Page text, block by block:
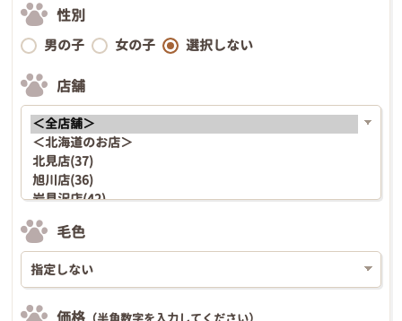
性別
男の子 女の子 選択しない
店舗
毛色